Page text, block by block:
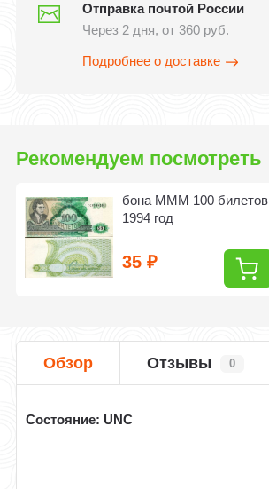
Отправка почтой России
Через 2 дня, от 360 руб.
Подробнее о доставке
Рекомендуем посмотреть
​бона МММ 100 билетов
1994 год
35₽
Обзор Отзывы 0
Состояние: UNC